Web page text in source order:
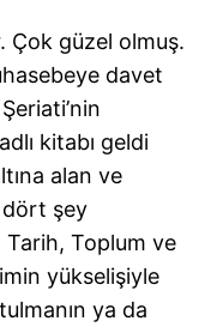
Çok güzel olmuş.
davet
kitabı geldi
alan ve
dört şey
Toplum ve
yükselişiyle
ya da